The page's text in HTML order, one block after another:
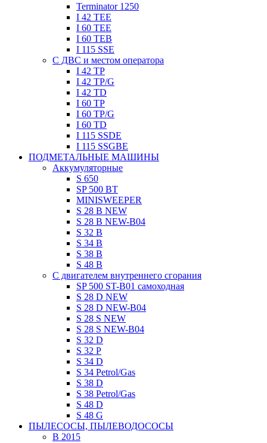
Terminator 1250
I 42 TEE
I 60 TEE
I 60 TEB
I 115 SSE
C ДВC и местом оператора
I 42 TP
I 42 TP/G
I 42 TD
I 60 TP
I 60 TP/G
I 60 TD
I 115 SSDE
I 115 SSGBE
ПОДМЕТАЛЬНЫЕ МАШИНЫ
Aккумуляторные
S 650
SP 500 BT
MINISWEEPER
S 28 B NEW
S 28 B NEW-B04
S 32 B
S 34 B
S 38 B
S 48 B
C двигателем внутреннего сгорания
SP 500 ST-B01 самоходная
S 28 D NEW
S 28 D NEW-B04
S 28 S NEW
S 28 S NEW-B04
S 32 D
S 32 P
S 34 D
S 34 Petrol/Gas
S 38 D
S 38 Petrol/Gas
S 48 D
S 48 G
ПЫЛЕСОСЫ, ПЫЛЕВОДОСОСЫ
B 2015